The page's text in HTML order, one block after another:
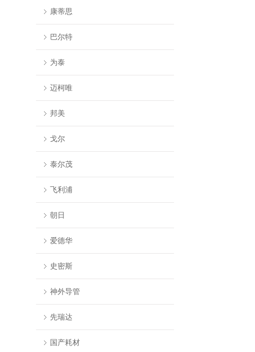
康蒂思
巴尔特
为泰
迈柯唯
邦美
戈尔
泰尔茂
飞利浦
朝日
爱德华
史密斯
神外导管
先瑞达
国产耗材